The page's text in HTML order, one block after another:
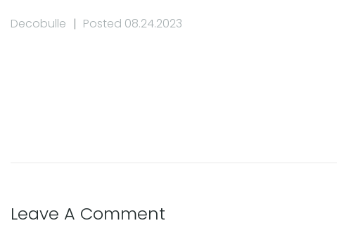
Decobulle Posted 08.24.2023
Leave A Comment